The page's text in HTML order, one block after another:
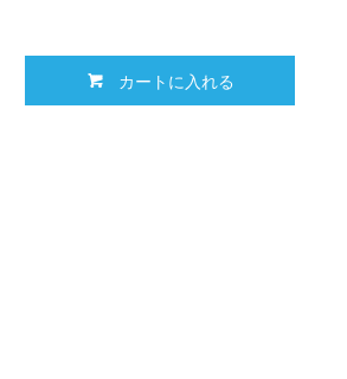
カートに入れる